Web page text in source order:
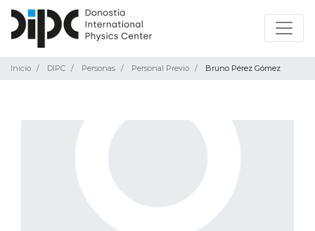
Inicio DIPC Personas Personal Previo Bruno Pérez Gómez